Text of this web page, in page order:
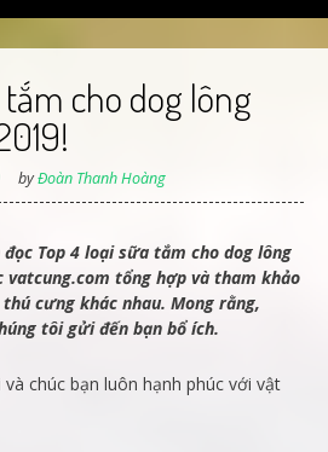
cho dog lông
byĐoàn Thanh Hoàng
Top 4 loại sữa tắm cho dog lông
tổng hợp và tham khảo
cưng khác nhau. Mong rằng,
tôi gửi đến bạn bổ ích.
chúc bạn luôn hạnh phúc với vật